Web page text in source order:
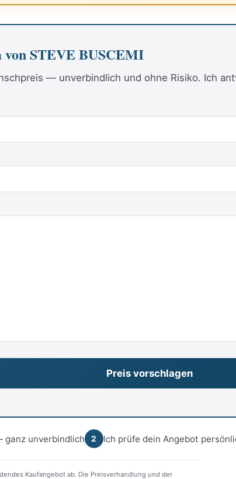
STEVE BUSCEMI
— unverbindlich und ohne Risiko. Ich
ganz unverbindlich 2 Ich prüfe dein Angebot
Kaufangebot ab. Die Preisverhandlung und der